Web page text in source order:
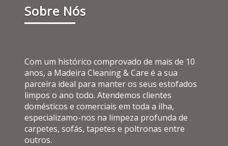
Sobre Nós
Com um histórico comprovado de mais de 10
anos, a Madeira Cleaning & Care é a sua
parceira ideal para manter os seus estofados
limpos o ano todo. Atendemos clientes
domésticos e comerciais em toda a ilha,
especializamo-nos na limpeza profunda de
carpetes, sofás, tapetes e poltronas entre
outros.